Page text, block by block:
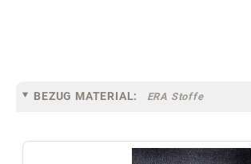
BEZUG MATERIAL: ERA Stoffe